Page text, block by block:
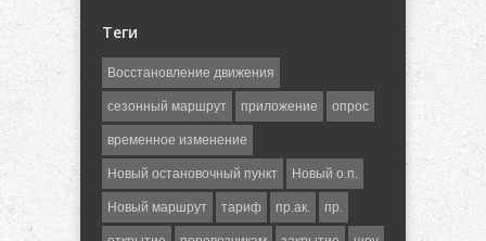
Теги
Восстановление движения
сезонный маршрут приложение опрос
временное изменение
Новый остановочный пункт Новый о.п.
Новый маршрут тариф пр.ак. пр.